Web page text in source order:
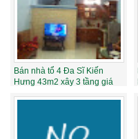
Bán nhà tổ 4 Đa Sĩ Kiến
Hưng 43m2 xây 3 tầng giá